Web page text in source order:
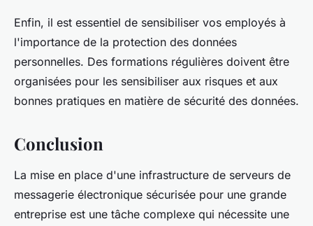
Enfin, il est essentiel de sensibiliser vos employés à
l'importance de la protection des données
personnelles. Des formations régulières doivent être
organisées pour les sensibiliser aux risques et aux
bonnes pratiques en matière de sécurité des données.
Conclusion
La mise en place d'une infrastructure de serveurs de
messagerie électronique sécurisée pour une grande
entreprise est une tâche complexe qui nécessite une